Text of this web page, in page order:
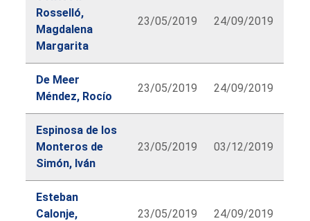
Rosselló,
Magdalena
Margarita
23/05/2019 24/09/2019
De Meer
Méndez, Rocío
23/05/2019 24/09/2019
Espinosa de los
Monteros de
Simón, Iván
23/05/2019 03/12/2019
Esteban
Calonje,
23/05/2019 24/09/2019